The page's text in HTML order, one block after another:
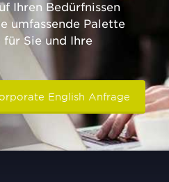
Ihren Bedürfnissen
umfassende Palette
Sie und Ihre
English Anfrage